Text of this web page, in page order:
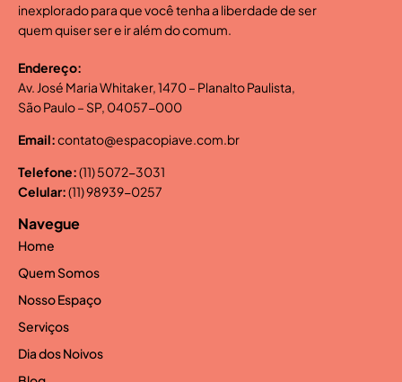
inexplorado para que você tenha a liberdade de ser
quem quiser ser e ir além do comum.
Endereço:
Av. José Maria Whitaker, 1470 – Planalto Paulista,
São Paulo – SP, 04057-000
Email:contato@espacopiave.com.br
Telefone:(11) 5072-3031
Celular:(11) 98939-0257
Navegue
Home
Quem Somos
Nosso Espaço
Serviços
Dia dos Noivos